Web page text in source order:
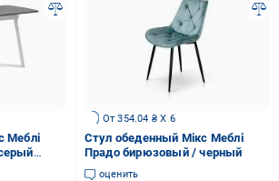
Меблі
серый/
От 354.04 ₴ X 6
Стул обеденный Мікс Меблі
Прадо бирюзовый / черный
оценить